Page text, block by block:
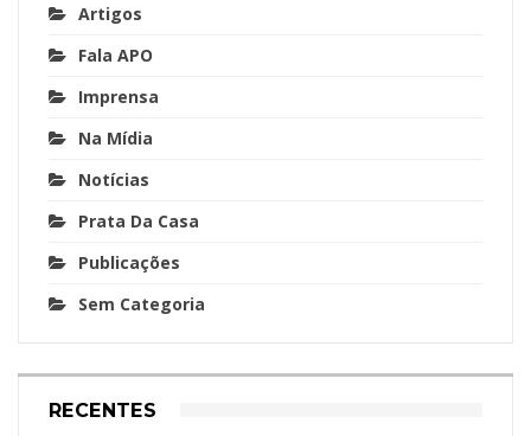
Artigos
Fala APO
Imprensa
Na Mídia
Notícias
Prata Da Casa
Publicações
Sem Categoria
RECENTES